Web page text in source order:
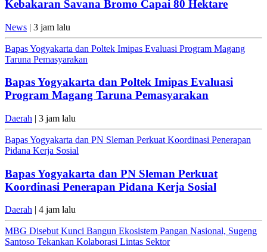
Kebakaran Savana Bromo Capai 80 Hektare
News | 3 jam lalu
Bapas Yogyakarta dan Poltek Imipas Evaluasi Program Magang
Taruna Pemasyarakan
Bapas Yogyakarta dan Poltek Imipas Evaluasi
Program Magang Taruna Pemasyarakan
Daerah | 3 jam lalu
Bapas Yogyakarta dan PN Sleman Perkuat Koordinasi Penerapan
Pidana Kerja Sosial
Bapas Yogyakarta dan PN Sleman Perkuat
Koordinasi Penerapan Pidana Kerja Sosial
Daerah | 4 jam lalu
MBG Disebut Kunci Bangun Ekosistem Pangan Nasional, Sugeng
Santoso Tekankan Kolaborasi Lintas Sektor